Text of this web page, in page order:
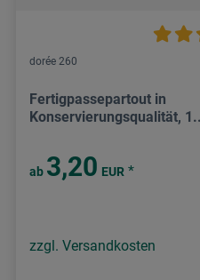
dorée 260
Fertigpassepartout in
Konservierungsqualität,
ab 3,20 EUR *
zzgl. Versandkosten